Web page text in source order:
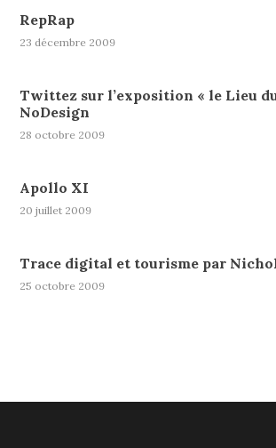
RepRap
23 décembre 2009
Twittez sur l’exposition « le Lieu
NoDesign
28 octobre 2009
Apollo XI
20 juillet 2009
Trace digital et tourisme par
25 octobre 2009